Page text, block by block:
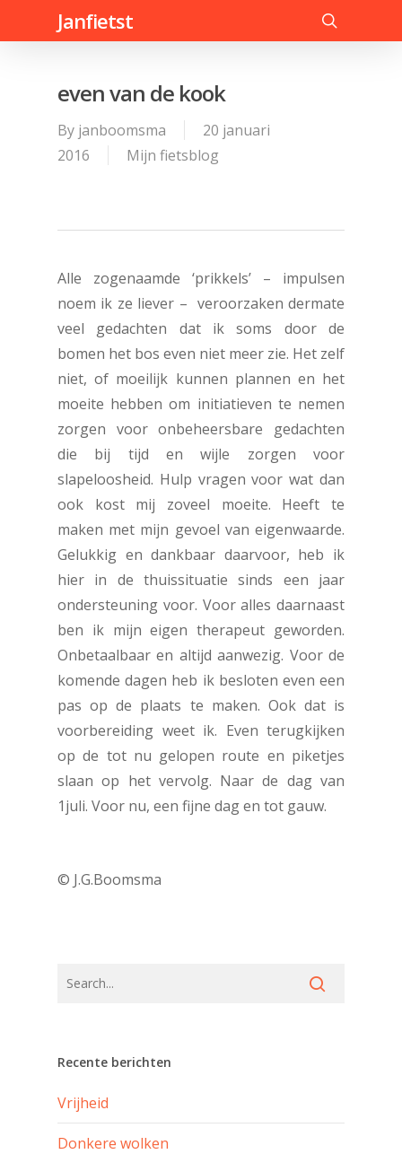
to
Janfietst
search
even van de kook
By janboomsma
20 januari
2016
Mijn fietsblog
Alle zogenaamde ‘prikkels’ – impulsen
noem ik ze liever – veroorzaken dermate
veel gedachten dat ik soms door de
bomen het bos even niet meer zie. Het zelf
niet, of moeilijk kunnen plannen en het
moeite hebben om initiatieven te nemen
zorgen voor onbeheersbare gedachten
die bij tijd en wijle zorgen voor
slapeloosheid. Hulp vragen voor wat dan
ook kost mij zoveel moeite. Heeft te
maken met mijn gevoel van eigenwaarde.
Gelukkig en dankbaar daarvoor, heb ik
hier in de thuissituatie sinds een jaar
ondersteuning voor. Voor alles daarnaast
ben ik mijn eigen therapeut geworden.
Onbetaalbaar en altijd aanwezig. Voor de
komende dagen heb ik besloten even een
pas op de plaats te maken. Ook dat is
voorbereiding weet ik. Even terugkijken
op de tot nu gelopen route en piketjes
slaan op het vervolg. Naar de dag van
1juli. Voor nu, een fijne dag en tot gauw.
© J.G.Boomsma
Recente berichten
Vrijheid
Donkere wolken